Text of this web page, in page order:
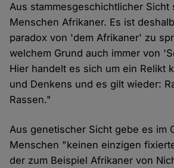
Aus stammesgeschichtlicher Sicht
Menschen Afrikaner. Es ist
paradox von 'dem Afrikaner' zu
welchem Grund auch immer von
Hier handelt es sich um ein Relikt
und Denkens und es gilt wieder:
Rassen."
Aus genetischer Sicht gebe es im
Menschen "keinen einzigen
der zum Beispiel Afrikaner von